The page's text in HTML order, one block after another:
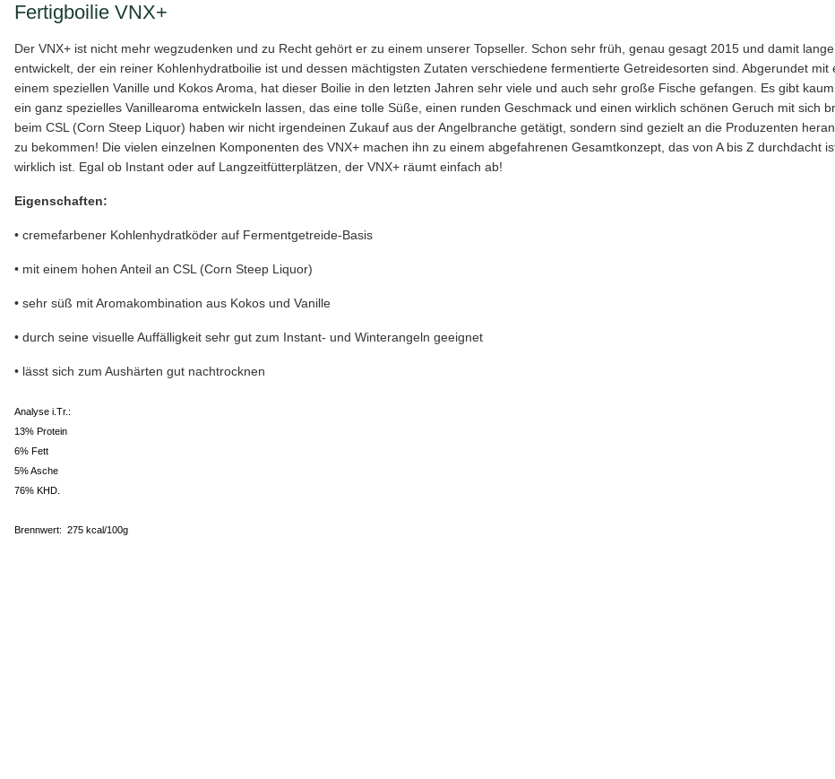
Fertigboilie VNX+
Der VNX+ ist nicht mehr wegzudenken und zu Recht gehört er zu einem unserer Topseller. Schon sehr früh, genau gesagt 2015 und damit
entwickelt, der ein reiner Kohlenhydratboilie ist und dessen mächtigsten Zutaten verschiedene fermentierte Getreidesorten sind. Abgerundet
einem speziellen Vanille und Kokos Aroma, hat dieser Boilie in den letzten Jahren sehr viele und auch sehr große Fische gefangen. Es gibt
ein ganz spezielles Vanillearoma entwickeln lassen, das eine tolle Süße, einen runden Geschmack und einen wirklich schönen Geruch mit sich
beim CSL (Corn Steep Liquor) haben wir nicht irgendeinen Zukauf aus der Angelbranche getätigt, sondern sind gezielt an die Produzenten
zu bekommen! Die vielen einzelnen Komponenten des VNX+ machen ihn zu einem abgefahrenen Gesamtkonzept, das von A bis Z durchdacht
wirklich ist. Egal ob Instant oder auf Langzeitfütterplätzen, der VNX+ räumt einfach ab!
Eigenschaften:
• cremefarbener Kohlenhydratköder auf Fermentgetreide-Basis
• mit einem hohen Anteil an CSL (Corn Steep Liquor)
• sehr süß mit Aromakombination aus Kokos und Vanille
• durch seine visuelle Auffälligkeit sehr gut zum Instant- und Winterangeln geeignet
• lässt sich zum Aushärten gut nachtrocknen
Analyse i.Tr.:
13% Protein
6% Fett
5% Asche
76% KHD.
Brennwert: 275 kcal/100g